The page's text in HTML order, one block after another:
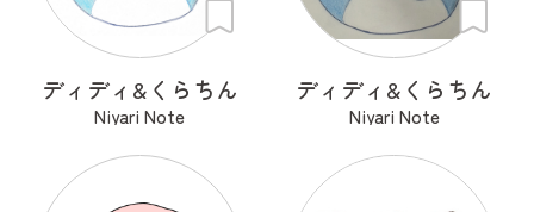
ディディ&くらちん
Niyari Note
ディディ&くらちん
Niyari Note